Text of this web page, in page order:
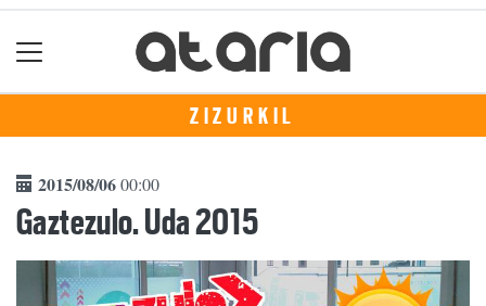
ZIZURKIL
2015/08/0600:00
Gaztezulo. Uda 2015